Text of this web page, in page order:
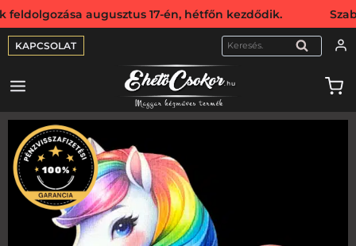
augusztus 17-én, hétfőn kezdődik.
KAPCSOLAT KERESÉS